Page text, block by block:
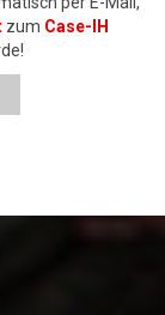
zum Case-IH